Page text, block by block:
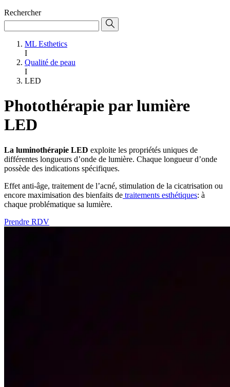
Rechercher
ML Esthetics
I
Qualité de peau
I
LED
Photothérapie par lumière
LED
La luminothérapie LED exploite les propriétés uniques de
différentes longueurs d’onde de lumière. Chaque longueur d’onde
possède des indications spécifiques.
Effet anti-âge, traitement de l’acné, stimulation de la cicatrisation ou
encore maximisation des bienfaits de traitements esthétiques: à
chaque problématique sa lumière.
Prendre RDV